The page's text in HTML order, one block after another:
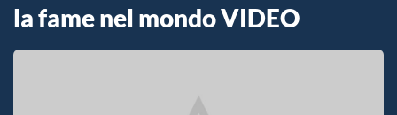
la fame nel mondo VIDEO